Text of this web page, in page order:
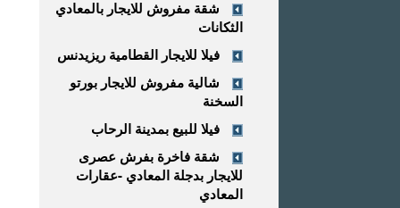
شقة مفروش للايجار بالمعادي
الثكانات
فيلا للايجار القطامية ريزيدنس
شالية مفروش للايجار بورتو
السخنة
فيلا للبيع بمدينة الرحاب
شقة فاخرة بفرش عصرى
للايجار بدجلة المعادي -عقارات
المعادي